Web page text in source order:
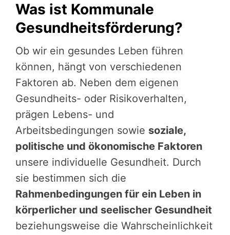
Was ist Kommunale
Gesundheitsförderung?
Ob wir ein gesundes Leben führen
können, hängt von verschiedenen
Faktoren ab. Neben dem eigenen
Gesundheits- oder Risikoverhalten,
prägen Lebens- und
Arbeitsbedingungen sowie soziale,
politische und ökonomische Faktoren
unsere individuelle Gesundheit. Durch
sie bestimmen sich die
Rahmenbedingungen für ein Leben in
körperlicher und seelischer Gesundheit
beziehungsweise die Wahrscheinlichkeit